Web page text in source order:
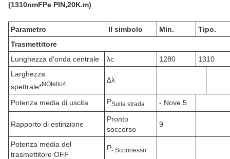
(1310nmFPe PIN,20K.m)
Parametro Il simbolo Min.
Tipo.
Trasmettitore
Lunghezza d'onda centrale
λc 1280
1310
Larghezza
spettrale*NOtello4 ∆λ
Potenza media di uscita PSulla strada - Nove.5
Rapporto di estinzione
Pronto
soccorso
9
Potenza media del
trasmettitore OFF
P- Sconnesso